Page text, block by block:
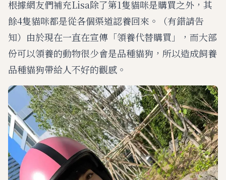
根據網友們補充Lisa除了第1隻貓咪是購買之外，其
餘4隻貓咪都是從各個渠道認養回來。（有錯請告
知）由於現在一直在宣傳「領養代替購買」，而大部
份可以領養的動物很少會是品種貓狗，所以造成飼養
品種貓狗帶給人不好的觀感。